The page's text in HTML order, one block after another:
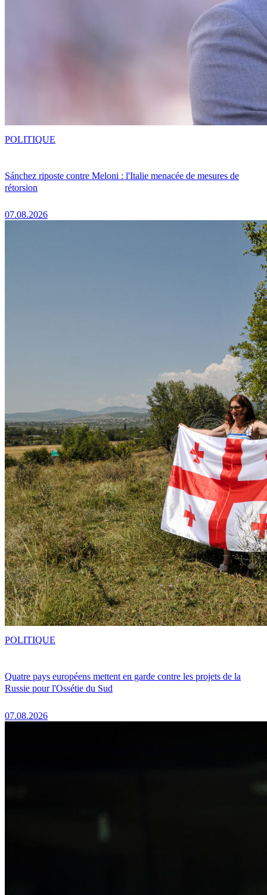
Sánchez riposte contre Meloni : l'Italie menacée de mesures de
rétorsion
07.08.2026
POLITIQUE
Quatre pays européens mettent en garde contre les projets de la
Russie pour l'Ossétie du Sud
07.08.2026
POLITIQUE